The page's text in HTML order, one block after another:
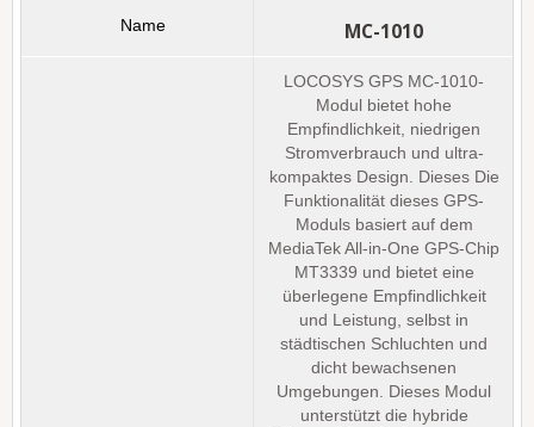
MC-1010
LOCOSYS GPS MC-1010-
Modul bietet hohe
Empfindlichkeit, niedrigen
Stromverbrauch und ultra-
kompaktes Design. Dieses Die
Funktionalität dieses GPS-
Moduls basiert auf dem
MediaTek All-in-One GPS-Chip
MT3339 und bietet eine
überlegene Empfindlichkeit
und Leistung, selbst in
städtischen Schluchten und
dicht bewachsenen
Umgebungen. Dieses Modul
unterstützt die hybride